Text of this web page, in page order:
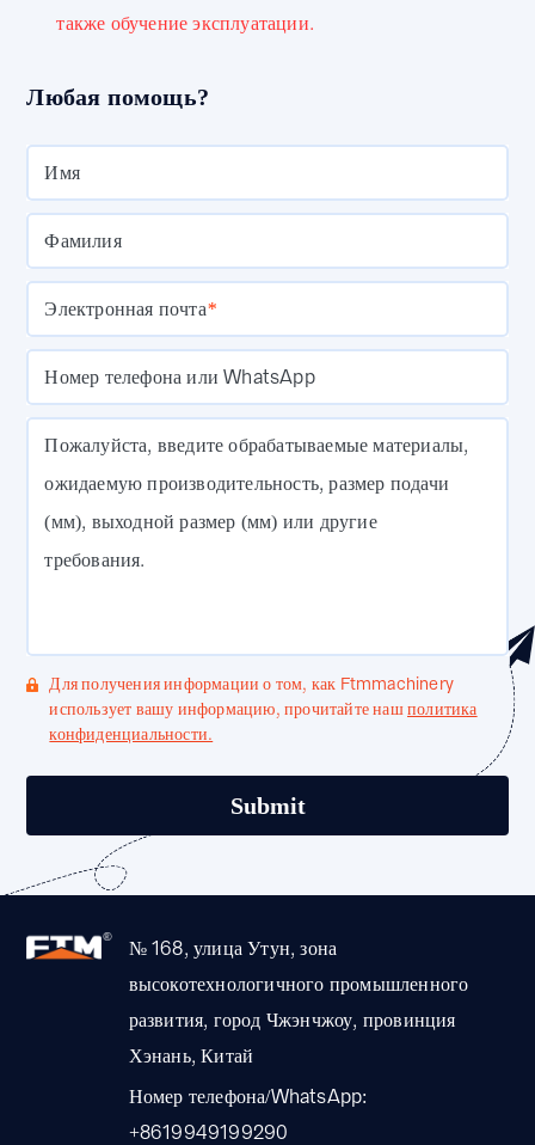
также обучение эксплуатации.
Любая помощь?
Имя
Фамилия
Электронная почта*
Номер телефона или WhatsApp
Пожалуйста, введите обрабатываемые материалы,
ожидаемую производительность, размер подачи
(мм), выходной размер (мм) или другие
требования.
Для получения информации о том, как Ftmmachinery
использует вашу информацию, прочитайте нашполитика
конфиденциальности.
№ 168, улица Утун, зона
высокотехнологичного промышленного
развития, город Чжэнчжоу, провинция
Хэнань, Китай
Номер телефона/WhatsApp:
+8619949199290